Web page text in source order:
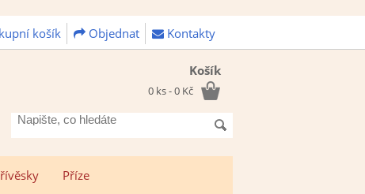
košík Objednat Kontakty
Košík
0 ks - 0 Kč
Napište,
co
Příze